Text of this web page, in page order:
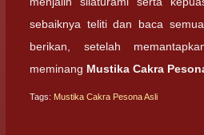
sebaiknya teliti dan baca
berikan, setelah
meminang Mustika Cakra
Tags: Mustika Cakra Pesona Asli